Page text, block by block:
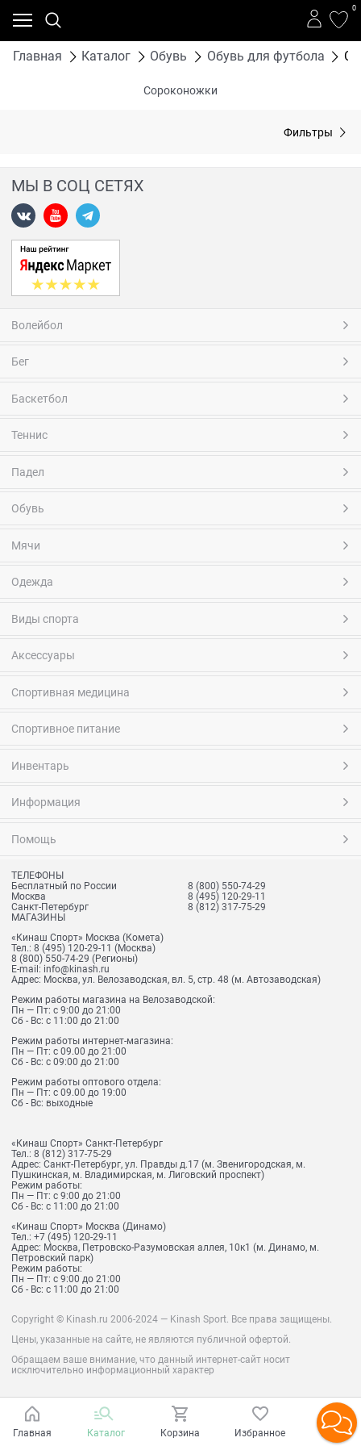
0
Главная Каталог Обувь Обувь для футбола
Сороконожки
Фильтры
МЫ В СОЦ СЕТЯХ
Волейбол
Бег
Баскетбол
Теннис
Падел
Обувь
Мячи
Одежда
Виды спорта
Аксессуары
Спортивная медицина
Спортивное питание
Инвентарь
Информация
Помощь
ТЕЛЕФОНЫ
Бесплатный по России
8 (800) 550-74-29
Москва
8 (495) 120-29-11
Санкт-Петербург
8 (812) 317-75-29
МАГАЗИНЫ
«Кинаш Спорт» Москва (Комета)
Тел.: 8 (495) 120-29-11 (Москва)
8 (800) 550-74-29 (Регионы)
E-mail: info@kinash.ru
Адрес: Москва, ул. Велозаводская, вл. 5, стр. 48 (м. Автозаводская)
Режим работы магазина на Велозаводской:
Пн — Пт: с 9:00 до 21:00
Сб - Вс: с 11:00 до 21:00
Режим работы интернет-магазина:
Пн — Пт: с 09.00 до 21:00
Сб - Вс: с 09:00 до 21:00
Режим работы оптового отдела:
Пн — Пт: с 09.00 до 19:00
Сб - Вс: выходные
«Кинаш Спорт» Санкт-Петербург
Тел.: 8 (812) 317-75-29
Адрес: Санкт-Петербург, ул. Правды д.17 (м. Звенигородская, м.
Пушкинская, м. Владимирская, м. Лиговский проспект)
Режим работы:
Пн — Пт: с 9:00 до 21:00
Сб - Вс: с 11:00 до 21:00
«Кинаш Спорт» Москва (Динамо)
Тел.: +7 (495) 120-29-11
Адрес: Москва, Петровско-Разумовская аллея, 10к1 (м. Динамо, м.
Петровский парк)
Режим работы:
Пн — Пт: с 9:00 до 21:00
Сб - Вс: с 11:00 до 21:00
Copyright © Kinash.ru 2006-2024 — Kinash Sport. Все права защищены.
Цены, указанные на сайте, не являются публичной офертой.
Обращаем ваше внимание, что данный интернет-сайт носит
исключительно информационный характер
Главная Каталог Корзина Избранное Войти